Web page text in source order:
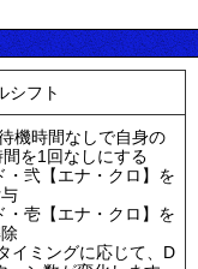
シフト
機時間なしで自身の
を1回なしにする
・弐【エナ・クロ】を
・壱【エナ・クロ】を
イミングに応じて、D